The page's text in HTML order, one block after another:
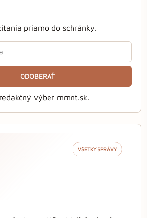
priamo do schránky.
ODOBERAŤ
výber mmnt.sk.
VŠETKY SPRÁVY